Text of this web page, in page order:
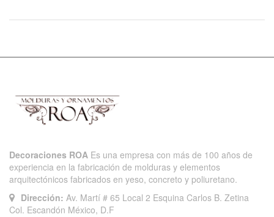
Decoraciones ROA Es una empresa con más de 100 años de
experiencia en la fabricación de molduras y elementos
arquitectónicos fabricados en yeso, concreto y poliuretano.
Dirección: Av. Martí # 65 Local 2 Esquina Carlos B. Zetina
Col. Escandón México, D.F